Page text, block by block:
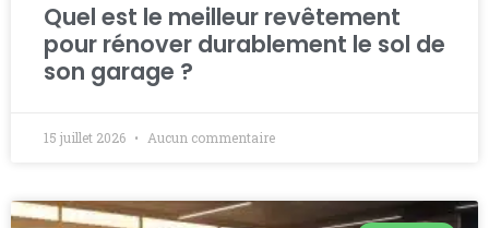
Quel est le meilleur revêtement
pour rénover durablement le sol de
son garage ?
15 juillet 2026 Aucun commentaire